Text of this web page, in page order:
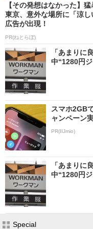
【その発想はなかった】
東京、意外な場所に「涼し
広告が出現！
PR(ねとらぼ)
「あまり
中“1280円
スマホ2GB
ャンペーン
PR(IIJmio)
「あまり
中“1280円
Special